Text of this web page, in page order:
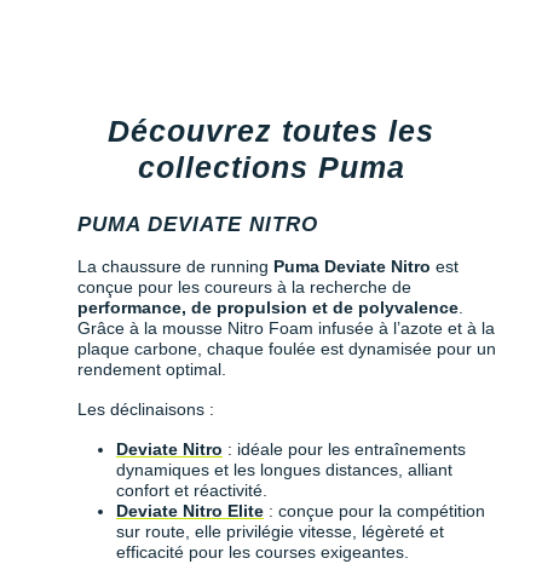
Découvrez toutes les
collections Puma
PUMA DEVIATE NITRO
La chaussure de running Puma Deviate Nitro est
conçue pour les coureurs à la recherche de
performance, de propulsion et de polyvalence.
Grâce à la mousse Nitro Foam infusée à l’azote et à la
plaque carbone, chaque foulée est dynamisée pour un
rendement optimal.
Les déclinaisons :
Deviate Nitro : idéale pour les entraînements
dynamiques et les longues distances, alliant
confort et réactivité.
Deviate Nitro Elite : conçue pour la compétition
sur route, elle privilégie vitesse, légèreté et
efficacité pour les courses exigeantes.